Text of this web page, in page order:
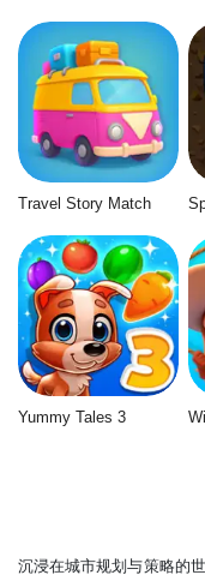
Travel Story Match
Yummy Tales 3
沉浸在城市规划与策略的